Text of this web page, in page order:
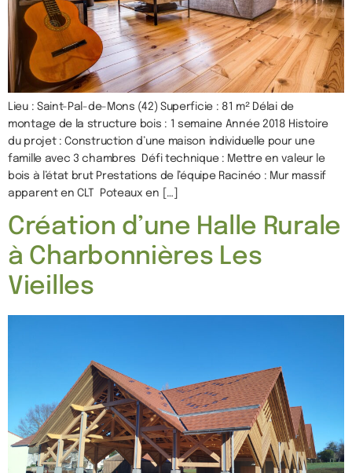
Lieu : Saint-Pal-de-Mons (42) Superficie : 81 m² Délai de
montage de la structure bois : 1 semaine Année 2018 Histoire
du projet : Construction d’une maison individuelle pour une
famille avec 3 chambres Défi technique : Mettre en valeur le
bois à l’état brut Prestations de l’équipe Racinéo : Mur massif
apparent en CLT Poteaux en […]
Création d’une Halle Rurale
à Charbonnières Les
Vieilles